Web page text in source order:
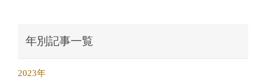
年別記事一覧
2023年